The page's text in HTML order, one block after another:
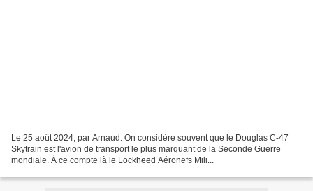
Le 25 août 2024, par Arnaud. On considère souvent que le Douglas C-47
Skytrain est l'avion de transport le plus marquant de la Seconde Guerre
mondiale. À ce compte là le Lockheed Aéronefs Mili...